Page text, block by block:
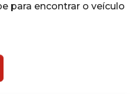
para encontrar o veículo